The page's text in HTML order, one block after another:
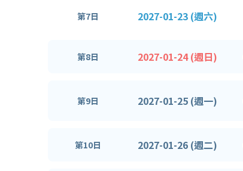
第7日 2027-01-23 (週六)
第8日 2027-01-24 (週日)
第9日 2027-01-25 (週一)
第10日 2027-01-26 (週二)